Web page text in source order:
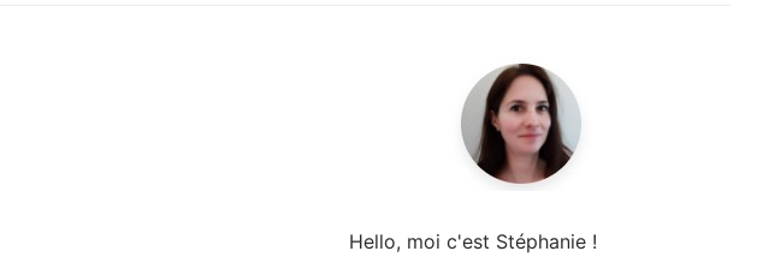
Hello, moi c'est Stéphanie !